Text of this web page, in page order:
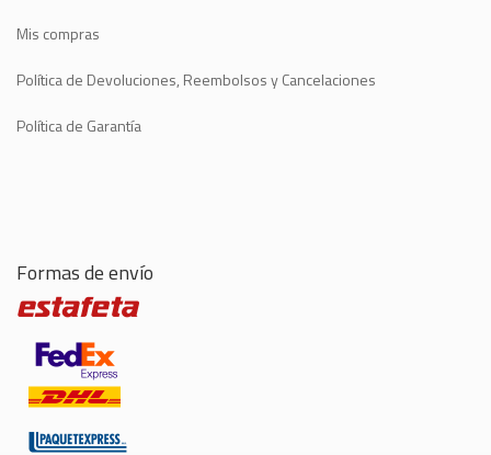
Mis compras
Política de Devoluciones, Reembolsos y Cancelaciones
Política de Garantía
Formas de envío